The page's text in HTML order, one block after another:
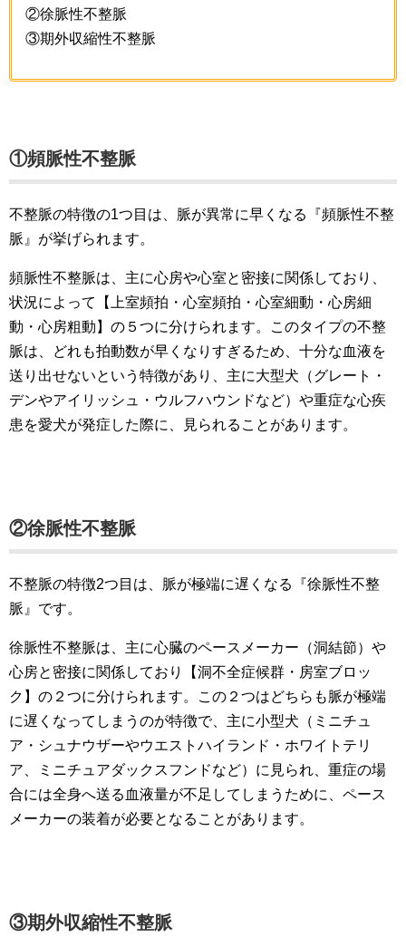
②徐脈性不整脈
③期外収縮性不整脈
①頻脈性不整脈
不整脈の特徴の1つ目は、脈が異常に早くなる『頻脈性不整
脈』が挙げられます。
頻脈性不整脈は、主に心房や心室と密接に関係しており、
状況によって【上室頻拍・心室頻拍・心室細動・心房細
動・心房粗動】の５つに分けられます。このタイプの不整
脈は、どれも拍動数が早くなりすぎるため、十分な血液を
送り出せないという特徴があり、主に大型犬（グレート・
デンやアイリッシュ・ウルフハウンドなど）や重症な心疾
患を愛犬が発症した際に、見られることがあります。
②徐脈性不整脈
不整脈の特徴2つ目は、脈が極端に遅くなる『徐脈性不整
脈』です。
徐脈性不整脈は、主に心臓のペースメーカー（洞結節）や
心房と密接に関係しており【洞不全症候群・房室ブロッ
ク】の２つに分けられます。この２つはどちらも脈が極端
に遅くなってしまうのが特徴で、主に小型犬（ミニチュ
ア・シュナウザーやウエストハイランド・ホワイトテリ
ア、ミニチュアダックスフンドなど）に見られ、重症の場
合には全身へ送る血液量が不足してしまうために、ペース
メーカーの装着が必要となることがあります。
③期外収縮性不整脈